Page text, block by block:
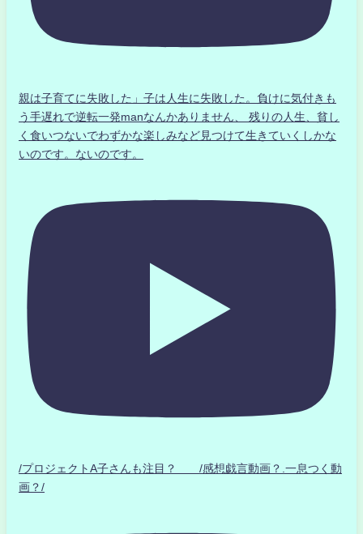
親は子育てに失敗した」子は人生に失敗した。負けに気付きも
う手遅れで逆転一発manなんかありません、 残りの人生、貧し
く食いつないでわずかな楽しみなど見つけて生きていくしかな
いのです。ないのです。
/プロジェクトA子さんも注目？ /感想戯言動画？.一息つく動
画？/